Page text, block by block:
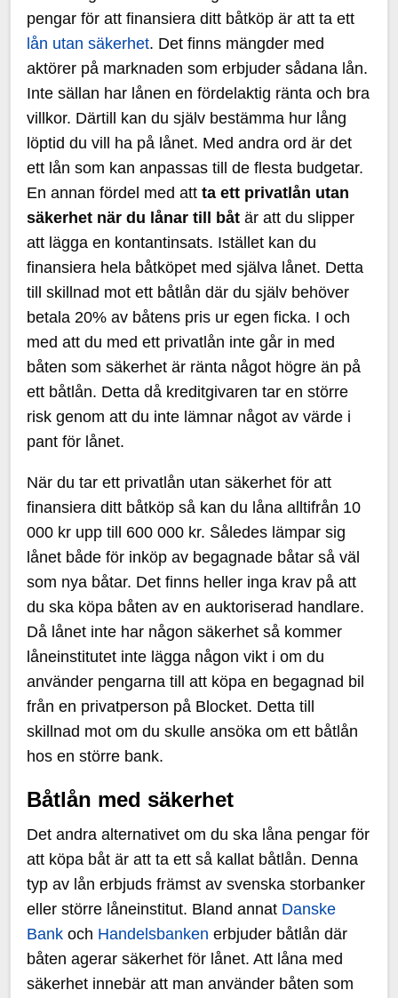
pengar för att finansiera ditt båtköp är att ta ett
lån utan säkerhet. Det finns mängder med
aktörer på marknaden som erbjuder sådana lån.
Inte sällan har lånen en fördelaktig ränta och bra
villkor. Därtill kan du själv bestämma hur lång
löptid du vill ha på lånet. Med andra ord är det
ett lån som kan anpassas till de flesta budgetar.
En annan fördel med attta ett privatlån utan
säkerhet när du lånar till båt är att du slipper
att lägga en kontantinsats. Istället kan du
finansiera hela båtköpet med själva lånet. Detta
till skillnad mot ett båtlån där du själv behöver
betala 20% av båtens pris ur egen ficka. I och
med att du med ett privatlån inte går in med
båten som säkerhet är ränta något högre än på
ett båtlån. Detta då kreditgivaren tar en större
risk genom att du inte lämnar något av värde i
pant för lånet.
När du tar ett privatlån utan säkerhet för att
finansiera ditt båtköp så kan du låna alltifrån 10
000 kr upp till 600 000 kr. Således lämpar sig
lånet både för inköp av begagnade båtar så väl
som nya båtar. Det finns heller inga krav på att
du ska köpa båten av en auktoriserad handlare.
Då lånet inte har någon säkerhet så kommer
låneinstitutet inte lägga någon vikt i om du
använder pengarna till att köpa en begagnad bil
från en privatperson på Blocket. Detta till
skillnad mot om du skulle ansöka om ett båtlån
hos en större bank.
Båtlån med säkerhet
Det andra alternativet om du ska låna pengar för
att köpa båt är att ta ett så kallat båtlån. Denna
typ av lån erbjuds främst av svenska storbanker
eller större låneinstitut. Bland annat Danske
Bank och Handelsbanken erbjuder båtlån där
båten agerar säkerhet för lånet. Att låna med
säkerhet innebär att man använder båten som